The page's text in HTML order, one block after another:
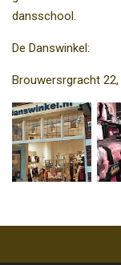
dansschool.
De Danswinkel:
Brouwersrgracht 22,